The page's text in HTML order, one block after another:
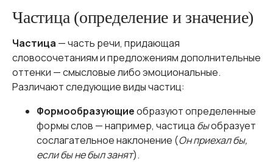
Частица (определение и значение)
Частица — часть речи, придающая
словосочетаниям и предложениям дополнительные
оттенки — смысловые либо эмоциональные.
Различают следующие виды частиц:
Формообразующиеобразуют определенные
формы слов — например, частица быобразует
сослагательное наклонение (Он приехал бы,
если бы не был занят).